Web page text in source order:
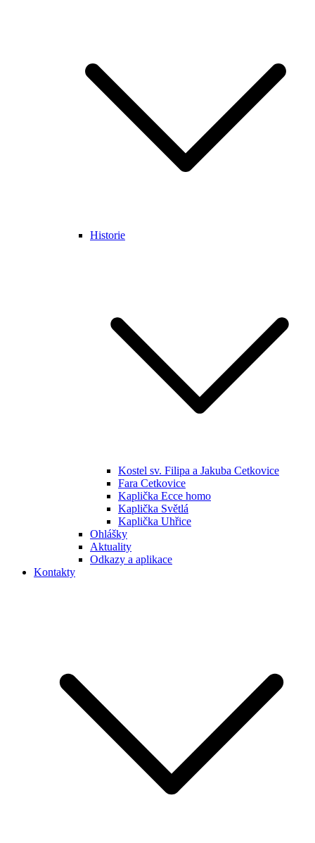
Historie
Kostel sv. Filipa a Jakuba Cetkovice
Fara Cetkovice
Kaplička Ecce homo
Kaplička Světlá
Kaplička Uhřice
Ohlášky
Aktuality
Odkazy a aplikace
Kontakty